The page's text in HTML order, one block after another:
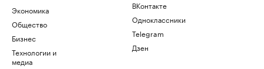
Экономика
Общество
Бизнес
Технологии и
медиа
ВКонтакте
Одноклассники
Telegram
Дзен